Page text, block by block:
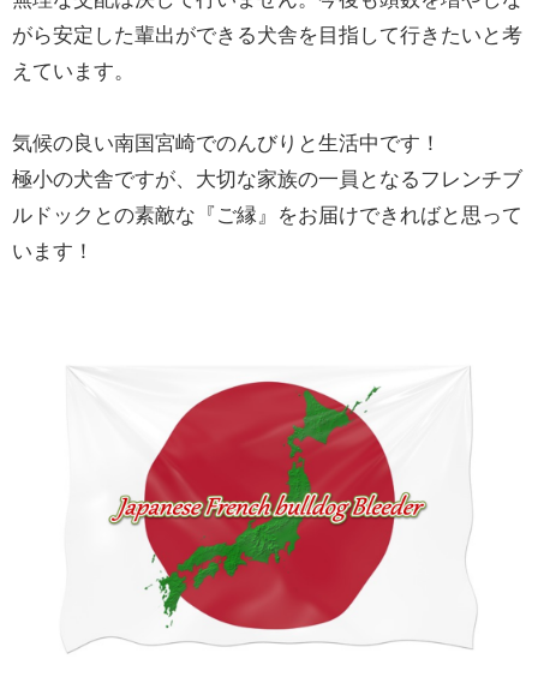
がら安定した輩出ができる犬舎を目指して行きたいと考
えています。
気候の良い南国宮崎でのんびりと生活中です！
極小の犬舎ですが、大切な家族の一員となるフレンチブ
ルドックとの素敵な『ご縁』をお届けできればと思って
います！